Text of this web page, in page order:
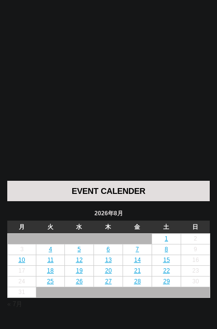
EVENT CALENDER
2026年8月
月
火 水 木 金 土
日
1
2
3
4 5 6 7 8
9
10
11 12 13 14 15
16
17
18 19 20 21 22
23
24
25 26 27 28 29
30
31
« 7月